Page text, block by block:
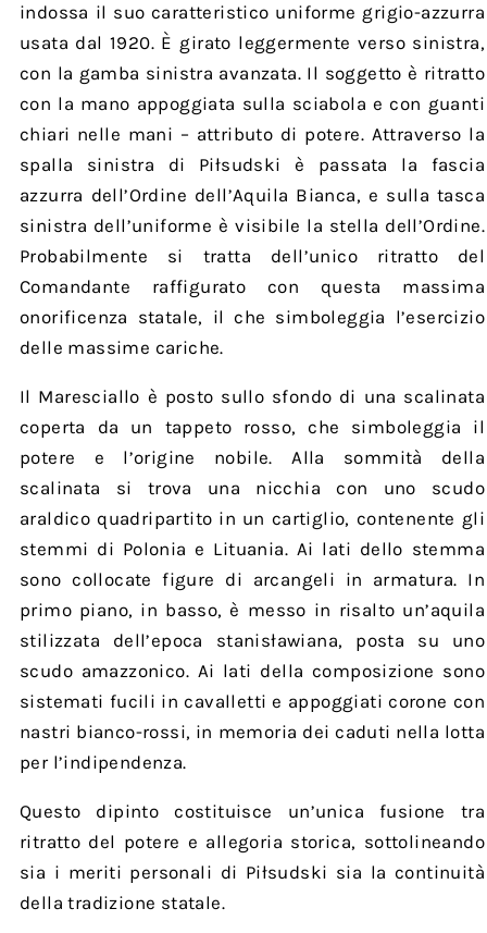
indossa il suo caratteristico uniforme grigio-azzurra
usata dal 1920. È girato leggermente verso sinistra,
con la gamba sinistra avanzata. Il soggetto è ritratto
con la mano appoggiata sulla sciabola e con guanti
chiari nelle mani – attributo di potere. Attraverso la
spalla sinistra di Piłsudski è passata la fascia
azzurra dell’Ordine dell’Aquila Bianca, e sulla tasca
sinistra dell’uniforme è visibile la stella dell’Ordine.
Probabilmente si tratta dell’unico ritratto del
Comandante raffigurato con questa massima
onorificenza statale, il che simboleggia l’esercizio
delle massime cariche.
Il Maresciallo è posto sullo sfondo di una scalinata
coperta da un tappeto rosso, che simboleggia il
potere e l’origine nobile. Alla sommità della
scalinata si trova una nicchia con uno scudo
araldico quadripartito in un cartiglio, contenente gli
stemmi di Polonia e Lituania. Ai lati dello stemma
sono collocate figure di arcangeli in armatura. In
primo piano, in basso, è messo in risalto un’aquila
stilizzata dell’epoca stanisławiana, posta su uno
scudo amazzonico. Ai lati della composizione sono
sistemati fucili in cavalletti e appoggiati corone con
nastri bianco-rossi, in memoria dei caduti nella lotta
per l’indipendenza.
Questo dipinto costituisce un’unica fusione tra
ritratto del potere e allegoria storica, sottolineando
sia i meriti personali di Piłsudski sia la continuità
della tradizione statale.